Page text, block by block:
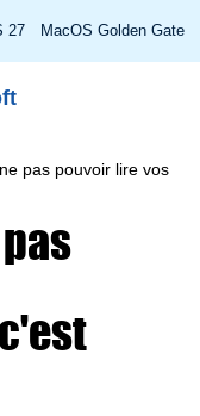
27 MacOS Golden Gate
pas pouvoir lire vos